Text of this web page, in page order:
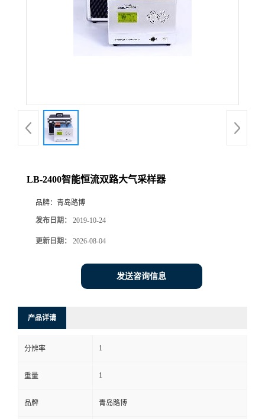
品
厅
LB-2400智能恒流双路大气采样器
品牌： 青岛路博
发布日期： 2019-10-24
更新日期： 2026-08-04
发送咨询信息
产品详请
分辨率 1
重量 1
品牌 青岛路博